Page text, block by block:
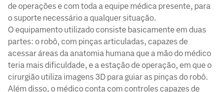
de operações e com toda a equipe médica presente, para
o suporte necessário a qualquer situação.
O equipamento utilizado consiste basicamente em duas
partes: o robô, com pinças articuladas, capazes de
acessar áreas da anatomia humana que a mão do médico
teria mais dificuldade, e a estação de operação, em que o
cirurgião utiliza imagens 3D para guiar as pinças do robô.
Além disso, o médico conta com controles capazes de